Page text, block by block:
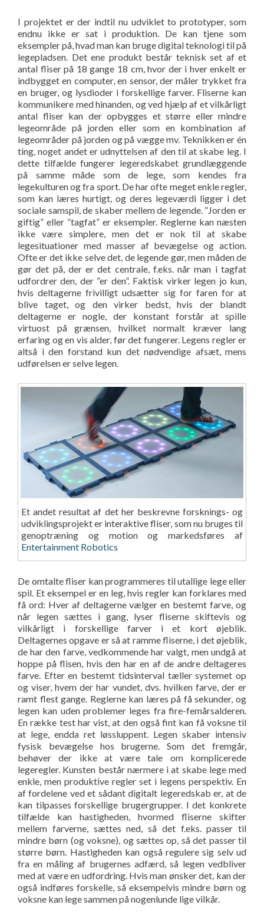
I projektet er der indtil nu udviklet to prototyper, som
endnu ikke er sat i produktion. De kan tjene som
eksempler på, hvad man kan bruge digital teknologi til på
legepladsen. Det ene produkt består teknisk set af et
antal fliser på 18 gange 18 cm, hvor der i hver enkelt er
indbygget en computer, en sensor, der måler trykket fra
en bruger, og lysdioder i forskellige farver. Fliserne kan
kommunikere med hinanden, og ved hjælp af et vilkårligt
antal fliser kan der opbygges et større eller mindre
legeområde på jorden eller som en kombination af
legeområder på jorden og på vægge mv. Teknikken er én
ting, noget andet er udnyttelsen af den til at skabe leg. I
dette tilfælde fungerer legeredskabet grundlæggende
på samme måde som de lege, som kendes fra
legekulturen og fra sport. De har ofte meget enkle regler,
som kan læres hurtigt, og deres legeværdi ligger i det
sociale samspil, de skaber mellem de legende. ”Jorden er
giftig” eller ”tagfat” er eksempler. Reglerne kan næsten
ikke være simplere, men det er nok til at skabe
legesituationer med masser af bevægelse og action.
Ofte er det ikke selve det, de legende gør, men måden de
gør det på, der er det centrale, f.eks. når man i tagfat
udfordrer den, der ”er den”. Faktisk virker legen jo kun,
hvis deltagerne frivilligt udsætter sig for faren for at
blive taget, og den virker bedst, hvis der blandt
deltagerne er nogle, der konstant forstår at spille
virtuost på grænsen, hvilket normalt kræver lang
erfaring og en vis alder, før det fungerer. Legens regler er
altså i den forstand kun det nødvendige afsæt, mens
udførelsen er selve legen.
Et andet resultat af det her beskrevne forsknings- og
udviklingsprojekt er interaktive fliser, som nu bruges til
genoptræning og motion og markedsføres af
Entertainment Robotics
De omtalte fliser kan programmeres til utallige lege eller
spil. Et eksempel er en leg, hvis regler kan forklares med
få ord: Hver af deltagerne vælger en bestemt farve, og
når legen sættes i gang, lyser fliserne skiftevis og
vilkårligt i forskellige farver i et kort øjeblik.
Deltagernes opgave er så at ramme fliserne, i det øjeblik,
de har den farve, vedkommende har valgt, men undgå at
hoppe på flisen, hvis den har en af de andre deltageres
farve. Efter en bestemt tidsinterval tæller systemet op
og viser, hvem der har vundet, dvs. hvilken farve, der er
ramt flest gange. Reglerne kan læres på få sekunder, og
legen kan uden problemer leges fra fire-femårsalderen.
En række test har vist, at den også fint kan få voksne til
at lege, endda ret løssluppent. Legen skaber intensiv
fysisk bevægelse hos brugerne. Som det fremgår,
behøver der ikke at være tale om komplicerede
legeregler. Kunsten består nærmere i at skabe lege med
enkle, men produktive regler set i legens perspektiv. En
af fordelene ved et sådant digitalt legeredskab er, at de
kan tilpasses forskellige brugergrupper. I det konkrete
tilfælde kan hastigheden, hvormed fliserne skifter
mellem farverne, sættes ned, så det f.eks. passer til
mindre børn (og voksne), og sættes op, så det passer til
større børn. Hastigheden kan også regulere sig selv ud
fra en måling af brugernes adfærd, så legen vedbliver
med at være en udfordring. Hvis man ønsker det, kan der
også indføres forskelle, så eksempelvis mindre børn og
voksne kan lege sammen på nogenlunde lige vilkår.